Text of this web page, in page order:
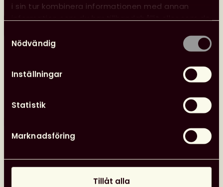
i sin tur kombinera informationen med annan
information som du har tillhandahållit eller som de
Nödvändig
Inställningar
Statistik
Marknadsföring
Tillåt alla
Svensk
i